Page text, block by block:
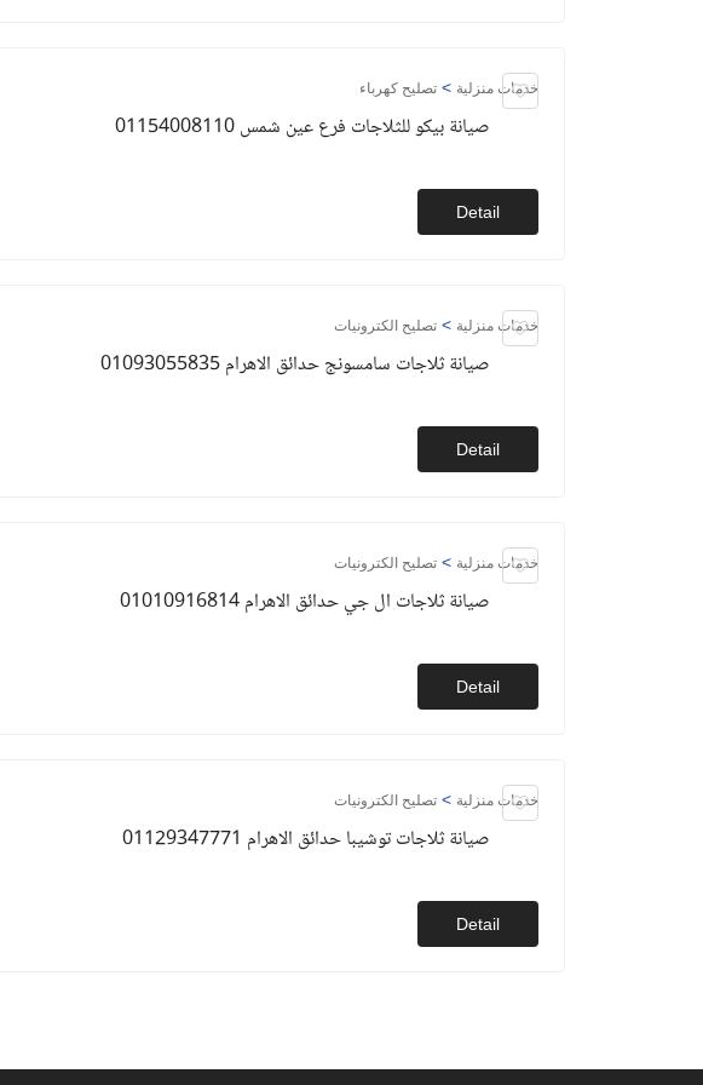
خدمات منزلية > تصليح كهرباء
صيانة بيكو للثلاجات فرع عين شمس 01154008110
Detail
خدمات منزلية > تصليح الكترونيات
صيانة ثلاجات سامسونج حدائق الاهرام 01093055835
Detail
خدمات منزلية > تصليح الكترونيات
صيانة ثلاجات ال جي حدائق الاهرام 01010916814
Detail
خدمات منزلية > تصليح الكترونيات
صيانة ثلاجات توشيبا حدائق الاهرام 01129347771
Detail